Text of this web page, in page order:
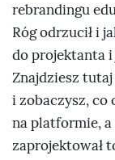
rebrandingu
Róg odrzucił i
do projektanta i
Znajdziesz tutaj
i zobaczysz, co
na platformie,
zaprojektował